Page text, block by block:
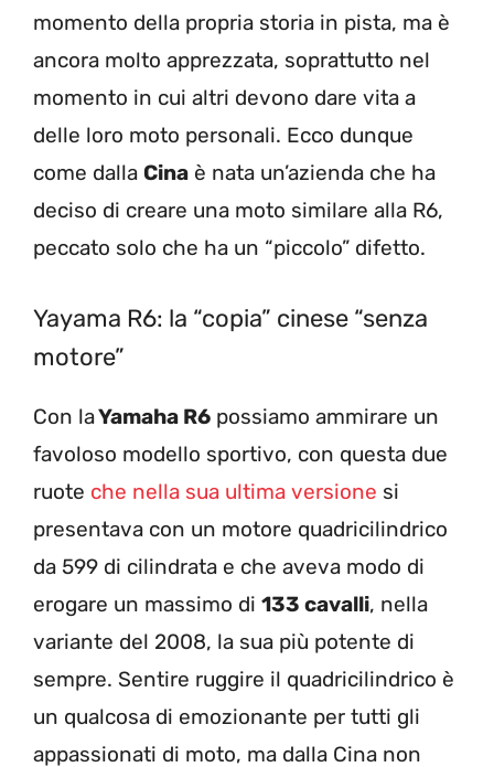
momento della propria storia in pista, ma è
ancora molto apprezzata, soprattutto nel
momento in cui altri devono dare vita a
delle loro moto personali. Ecco dunque
come dalla Cina è nata un’azienda che ha
deciso di creare una moto similare alla R6,
peccato solo che ha un “piccolo” difetto.
Yayama R6: la “copia” cinese “senza
motore”
Con laYamaha R6 possiamo ammirare un
favoloso modello sportivo, con questa due
ruote che nella sua ultima versione si
presentava con un motore quadricilindrico
da 599 di cilindrata e che aveva modo di
erogare un massimo di 133 cavalli, nella
variante del 2008, la sua più potente di
sempre. Sentire ruggire il quadricilindrico è
un qualcosa di emozionante per tutti gli
appassionati di moto, ma dalla Cina non